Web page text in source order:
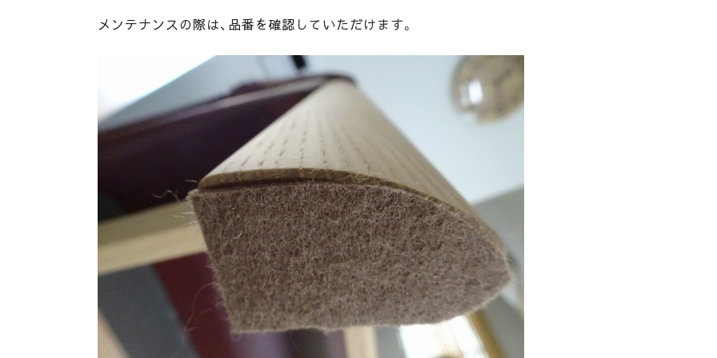
メンテナンスの際は、品番を確認していただけます。